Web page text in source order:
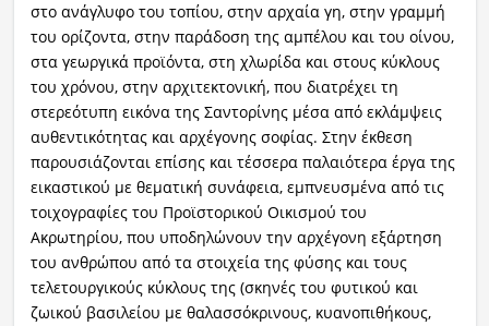
στο ανάγλυφο του τοπίου, στην αρχαία γη, στην γραμμή
του ορίζοντα, στην παράδοση της αμπέλου και του οίνου,
στα γεωργικά προϊόντα, στη χλωρίδα και στους κύκλους
του χρόνου, στην αρχιτεκτονική, που διατρέχει τη
στερεότυπη εικόνα της Σαντορίνης μέσα από εκλάμψεις
αυθεντικότητας και αρχέγονης σοφίας. Στην έκθεση
παρουσιάζονται επίσης και τέσσερα παλαιότερα έργα της
εικαστικού με θεματική συνάφεια, εμπνευσμένα από τις
τοιχογραφίες του Προϊστορικού Οικισμού του
Ακρωτηρίου, που υποδηλώνουν την αρχέγονη εξάρτηση
του ανθρώπου από τα στοιχεία της φύσης και τους
τελετουργικούς κύκλους της (σκηνές του φυτικού και
ζωικού βασιλείου με θαλασσόκρινους, κυανοπιθήκους,